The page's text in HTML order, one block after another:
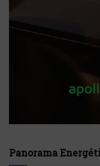
Panorama